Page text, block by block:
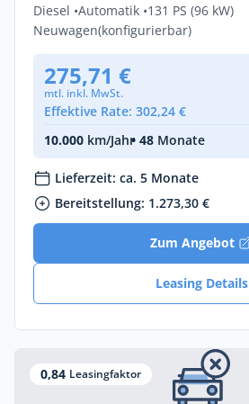
Diesel •Automatik •131 PS (96 kW)
Neuwagen(konfigurierbar)
275,71 €
mtl. inkl. MwSt.
Effektive Rate: 302,24 €
10.000 km/Jahr• 48 Monate
Lieferzeit: ca. 5 Monate
Bereitstellung: 1.273,30 €
Zum Angebot
Leasing Details
0,84 Leasingfaktor